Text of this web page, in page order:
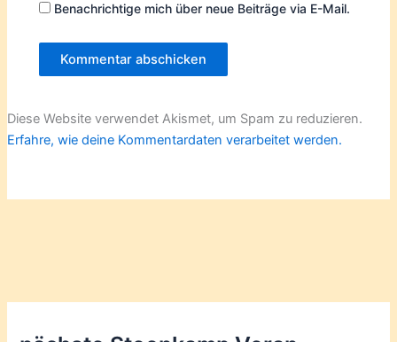
Benachrichtige mich über neue Beiträge via E-Mail.
Diese Website verwendet Akismet, um Spam zu reduzieren.
Erfahre, wie deine Kommentardaten verarbeitet werden.